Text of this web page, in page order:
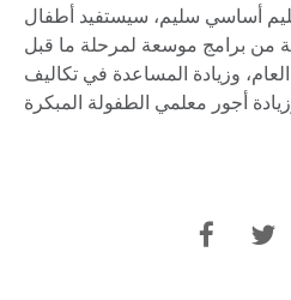
أساسي سليم، سيستفيد أطفال
من برامج موسعة لمرحلة ما قبل
وزيادة المساعدة في تكاليف